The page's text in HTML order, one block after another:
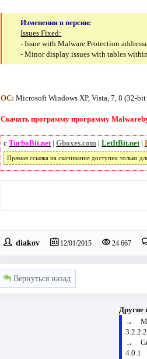
Изменения в версии:
Issues Fixed:
- Issue with Malware Protection
- Minor display issues with tables
ОС: Microsoft Windows XP, Vista, 7, 8 (32-
Скачать программу программу
с TurboBit.net| Gboxes.com| LetItBit.net|
Прямая ссылка на скачивание доступна только
diakov 12/01/2015 24 667
Вернуться назад
Другие
→
→
4.0.1